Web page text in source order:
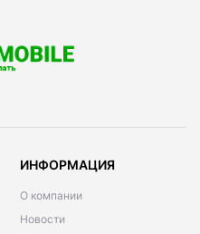
ИНФОРМАЦИЯ
О компании
Новости